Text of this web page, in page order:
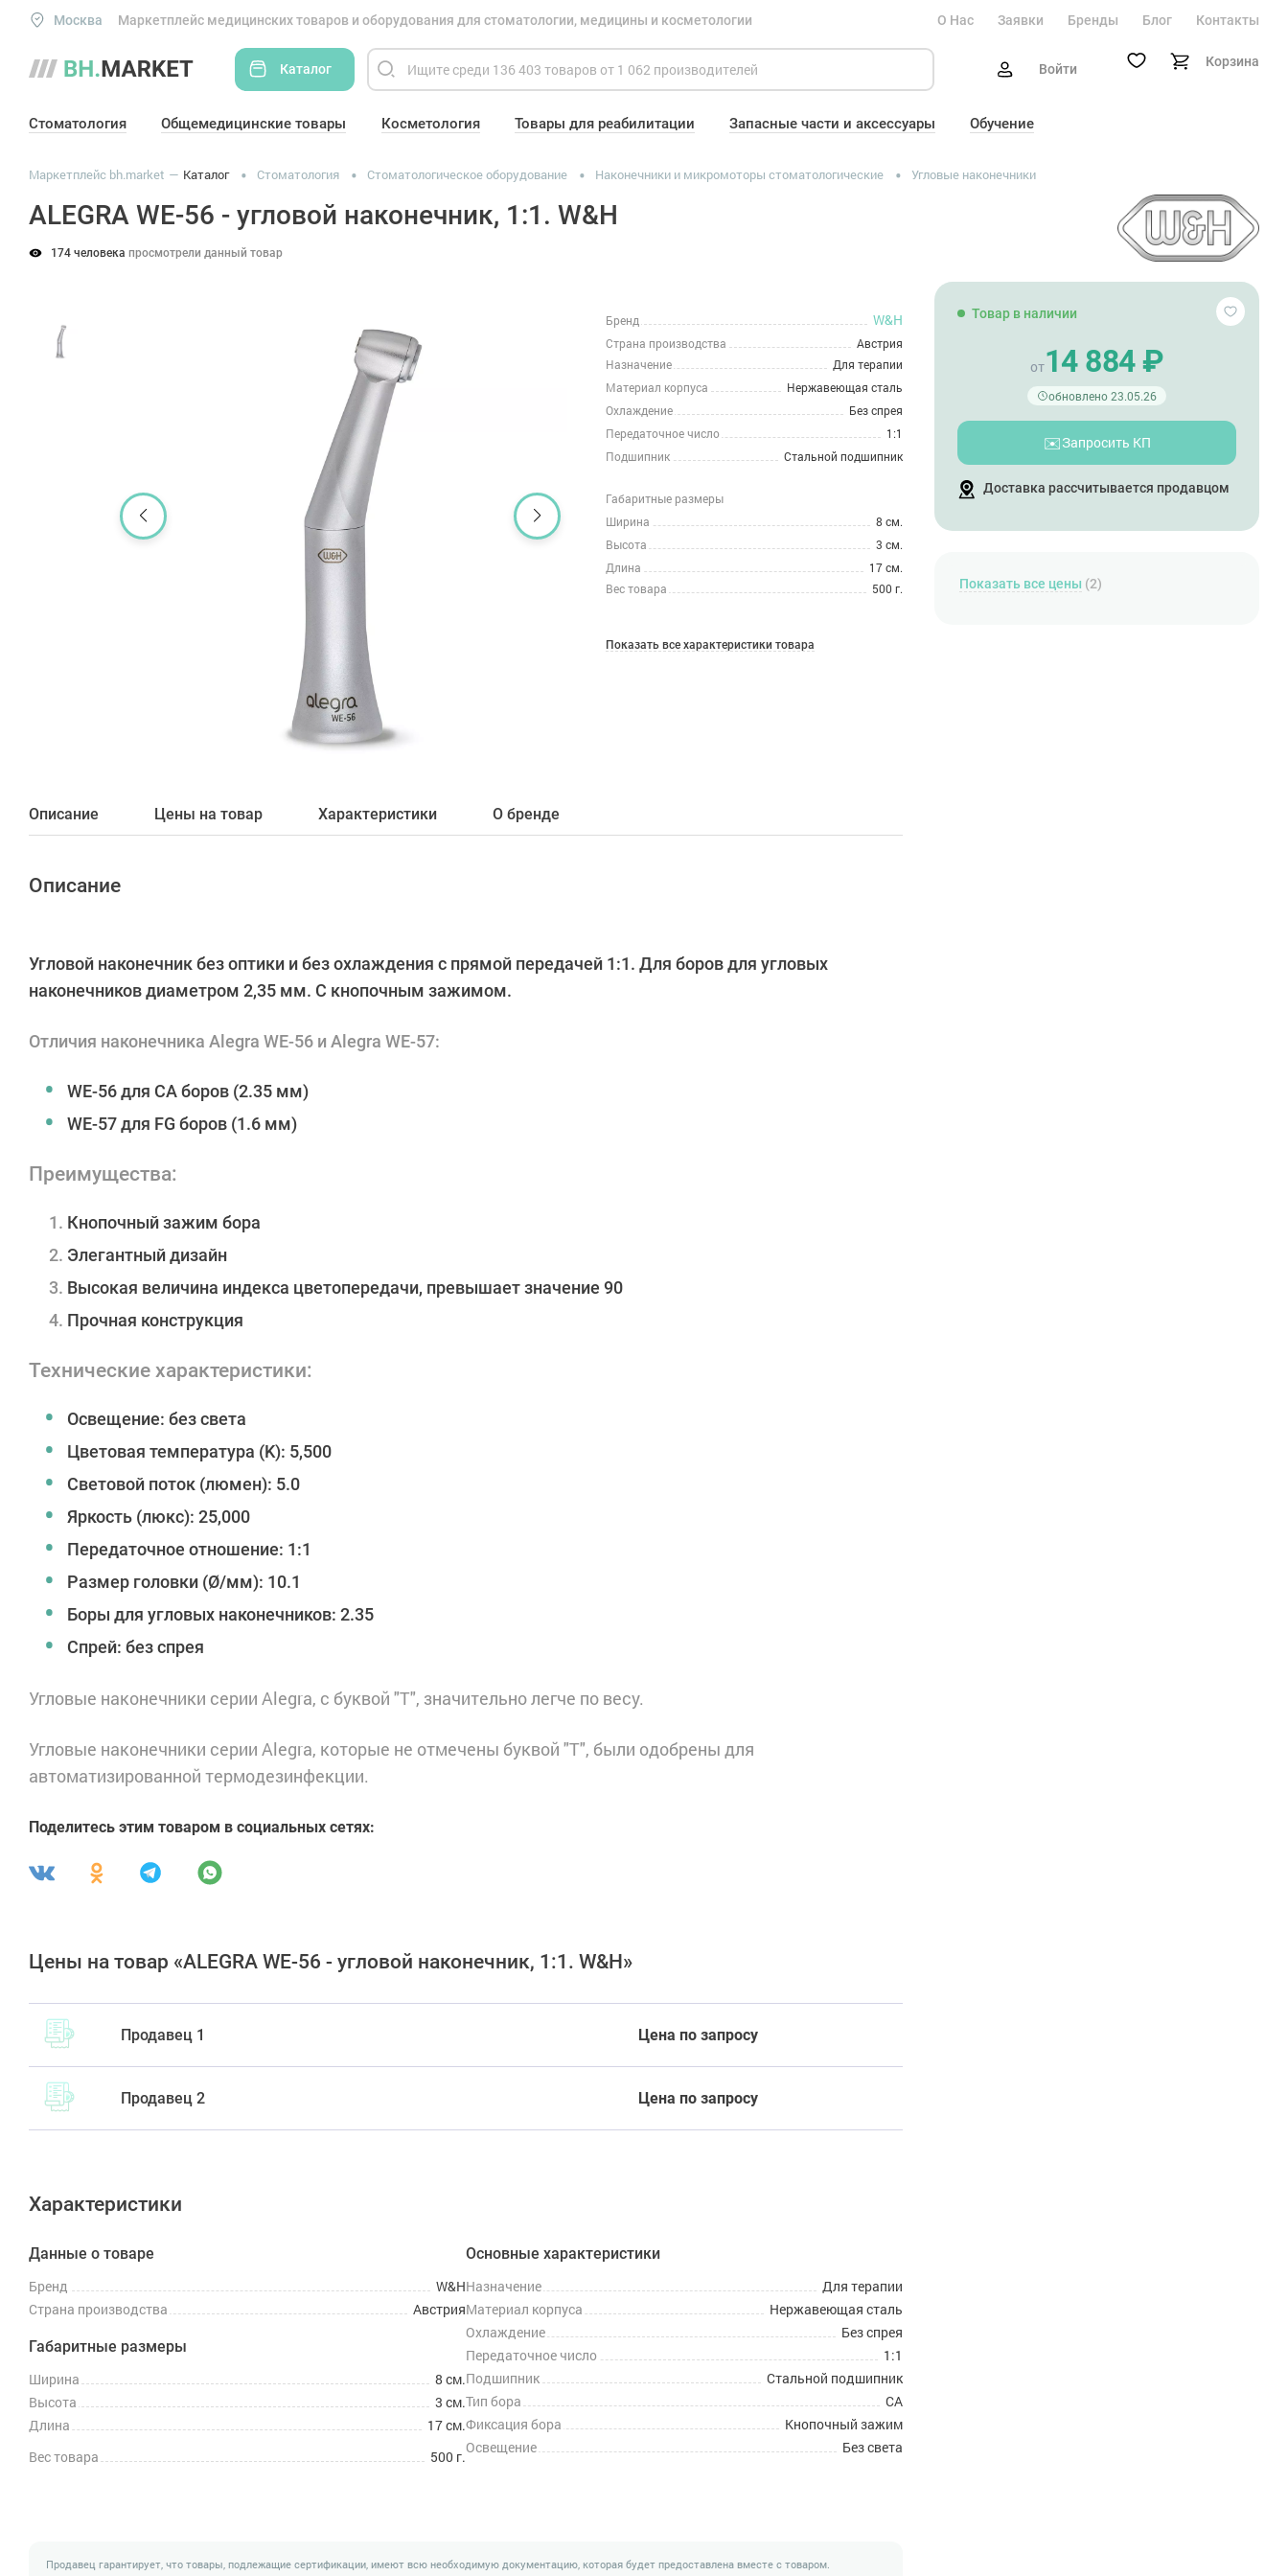
Москва Маркетплейс медицинских товаров и оборудования для стоматологии, медицины и косметологии О Нас Заявки Бренды Блог Контакты
Каталог Войти Корзина
Стоматология Общемедицинские товары Косметология Товары для реабилитации Запасные части и аксессуары Обучение
Маркетплейс bh.market Каталог Стоматология Стоматологическое оборудование Наконечники и микромоторы стоматологические Угловые наконечники
ALEGRA WE-56 - угловой наконечник, 1:1. W&H
174 человека просмотрели данный товар
Бренд W&H
Страна производства
Австрия
Назначение
Для терапии
Материал корпуса
Нержавеющая сталь
Охлаждение
Без спрея
Передаточное число
1:1
Подшипник
Стальной подшипник
Габаритные размеры
Ширина
8 см.
Высота
3 см.
Длина
17 см.
Вес товара
500 г.
Показать все характеристики товара
Описание Цены на товар Характеристики О бренде
Описание
Угловой наконечник без оптики и без охлаждения с прямой передачей 1:1. Для боров для угловых
наконечников диаметром 2,35 мм. С кнопочным зажимом.
Отличия наконечника Alegra WE-56 и Alegra WE-57:
WE-56 для CA боров (2.35 мм)
WE-57 для FG боров (1.6 мм)
Преимущества:
Кнопочный зажим бора
Элегантный дизайн
Высокая величина индекса цветопередачи, превышает значение 90
Прочная конструкция
Технические характеристики:
Освещение: без света
Цветовая температура (K): 5,500
Световой поток (люмен): 5.0
Яркость (люкс): 25,000
Передаточное отношение: 1:1
Размер головки (Ø/мм): 10.1
Боры для угловых наконечников: 2.35
Спрей: без спрея
Угловые наконечники серии Alegra, с буквой "T", значительно легче по весу.
Угловые наконечники серии Alegra, которые не отмечены буквой "T", были одобрены для
автоматизированной термодезинфекции.
Поделитесь этим товаром в социальных сетях:
Цены на товар «ALEGRA WE-56 - угловой наконечник, 1:1. W&H»
Продавец 1 Цена по запросу
Продавец 2 Цена по запросу
Характеристики
Данные о товаре
Бренд
W&H
Страна производства
Австрия
Габаритные размеры
Ширина
8 см.
Высота
3 см.
Длина
17 см.
Вес товара
500 г.
Основные характеристики
Назначение
Для терапии
Материал корпуса
Нержавеющая сталь
Охлаждение
Без спрея
Передаточное число
1:1
Подшипник
Стальной подшипник
Тип бора
CA
Фиксация бора
Кнопочный зажим
Освещение
Без света
Продавец гарантирует, что товары, подлежащие сертификации, имеют всю необходимую документацию, которая будет предоставлена вместе с товаром.
Товар в наличии
от14 884 ₽
обновлено 23.05.26
✉️Запросить КП
Доставка рассчитывается продавцом
Показать все цены (2)